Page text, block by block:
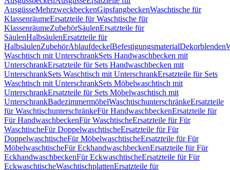
AusgüsseMehrzweckbeckenGipsfangbeckenWaschtische für
KlassenräumeErsatzteile für Waschtische für
KlassenräumeZubehörSäulenErsatzteile für
SäulenHalbsäulenErsatzteile für
HalbsäulenZubehörAblaufdeckelBefestigungsmaterialDekorblenden
Waschtisch mit UnterschrankSets Handwaschbecken mit
UnterschrankErsatzteile für Sets Handwaschbecken mit
UnterschrankSets Waschtisch mit UnterschrankErsatzteile für Sets
Waschtisch mit UnterschrankSets Möbelwaschtisch mit
UnterschrankErsatzteile für Sets Möbelwaschtisch mit
UnterschrankBadezimmermöbelWaschtischunterschränkeErsatzteile
für WaschtischunterschränkeFür HandwaschbeckenErsatzteile für
Für HandwaschbeckenFür WaschtischeErsatzteile für Für
WaschtischeFür DoppelwaschtischeErsatzteile für Für
DoppelwaschtischeFür MöbelwaschtischeErsatzteile für Für
MöbelwaschtischeFür EckhandwaschbeckenErsatzteile für Für
EckhandwaschbeckenFür EckwaschtischeErsatzteile für Für
EckwaschtischeWaschtischplattenErsatzteile für